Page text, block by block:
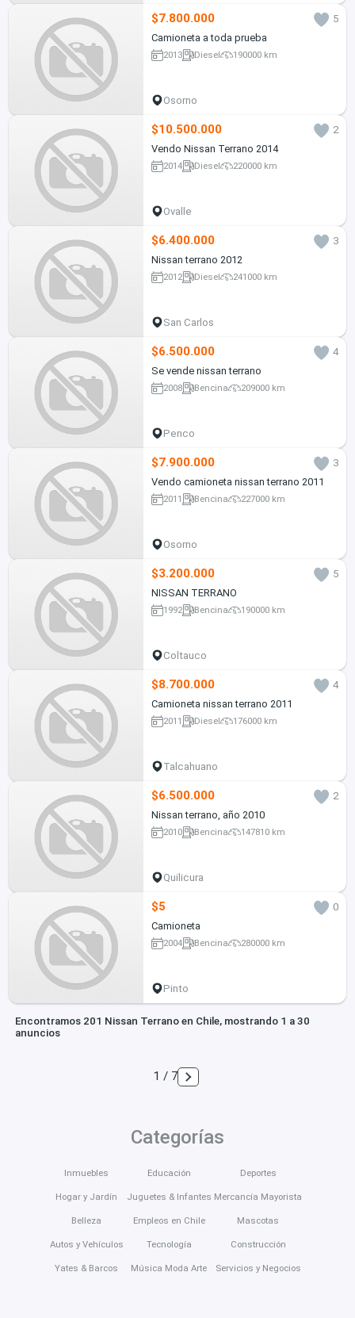
$7.800.000
5
Camioneta a toda prueba
2013 Diesel 190000 km
Osorno
$10.500.000
2
Vendo Nissan Terrano 2014
2014 Diesel 220000 km
Ovalle
$6.400.000
3
Nissan terrano 2012
2012 Diesel 241000 km
San Carlos
$6.500.000
4
Se vende nissan terrano
2008 Bencina 209000 km
Penco
$7.900.000
3
Vendo camioneta nissan terrano 2011
2011 Bencina 227000 km
Osorno
$3.200.000
5
NISSAN TERRANO
1992 Bencina 190000 km
Coltauco
$8.700.000
4
Camioneta nissan terrano 2011
2011 Diesel 176000 km
Talcahuano
$6.500.000
2
Nissan terrano, año 2010
2010 Bencina 147810 km
Quilicura
$5
0
Camioneta
2004 Bencina 280000 km
Pinto
Encontramos 201 Nissan Terrano en Chile, mostrando 1 a 30
anuncios
1 / 7
Categorías
Inmuebles
Hogar y Jardín
Belleza
Autos y Vehículos
Yates & Barcos
Educación
Juguetes & Infantes
Empleos en Chile
Tecnología
Música Moda Arte
Deportes
Mercancía Mayorista
Mascotas
Construcción
Servicios y Negocios